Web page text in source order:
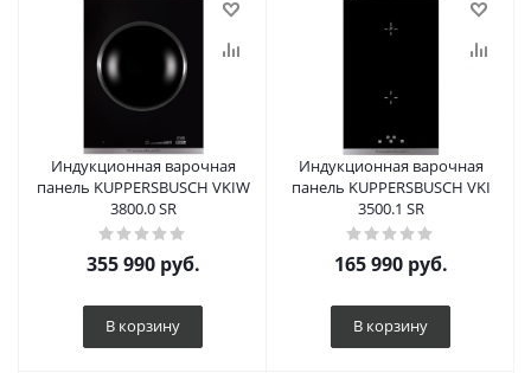
Индукционная варочная
панель KUPPERSBUSCH VKIW
3800.0 SR
355 990руб.
В корзину
Индукционная варочная
панель KUPPERSBUSCH VKI
3500.1 SR
165 990руб.
В корзину